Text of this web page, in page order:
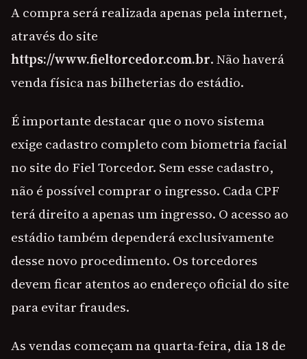
A compra será realizada apenas pela internet,
através do site
https://www.fieltorcedor.com.br. Não haverá
venda física nas bilheterias do estádio.
É importante destacar que o novo sistema
exige cadastro completo com biometria facial
no site do Fiel Torcedor. Sem esse cadastro,
não é possível comprar o ingresso. Cada CPF
terá direito a apenas um ingresso. O acesso ao
estádio também dependerá exclusivamente
desse novo procedimento. Os torcedores
devem ficar atentos ao endereço oficial do site
para evitar fraudes.
As vendas começam na quarta-feira, dia 18 de